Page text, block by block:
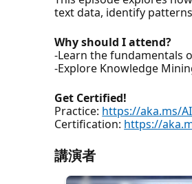
text data, identify
Why should I attend?
-Learn the fundamentals
-Explore Knowledge
Get Certified!
Practice: https://aka.ms/
Certification: https://
講演者